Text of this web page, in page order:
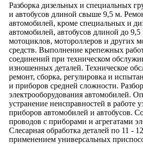
Разборка дизельных и специальных
и автобусов длиной свыше 9,5 м.
автомобилей, кроме специальных и
автомобилей, автобусов длиной до
мотоциклов, мотороллеров и других
средств. Выполнение крепежных
соединений при техническом
изношенных деталей. Техническое
ремонт, сборка, регулировка и
и приборов средней сложности.
электрооборудования автомобилей.
устранение неисправностей в работе
приборов автомобилей и автобусов.
проводов с приборами и агрегатами
Слесарная обработка деталей по 11 -
применением универсальных